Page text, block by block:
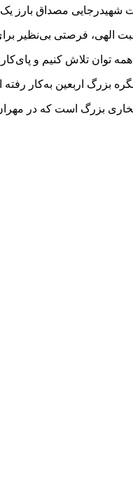
مصداق بارز
الهی، فرصتی بی‌نظیر
توان تلاش کنیم و
بزرگ اربعین به‌کار
بزرگ است که در